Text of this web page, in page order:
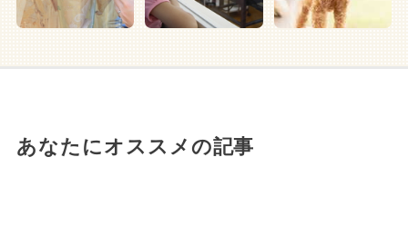
あなたにオススメの記事